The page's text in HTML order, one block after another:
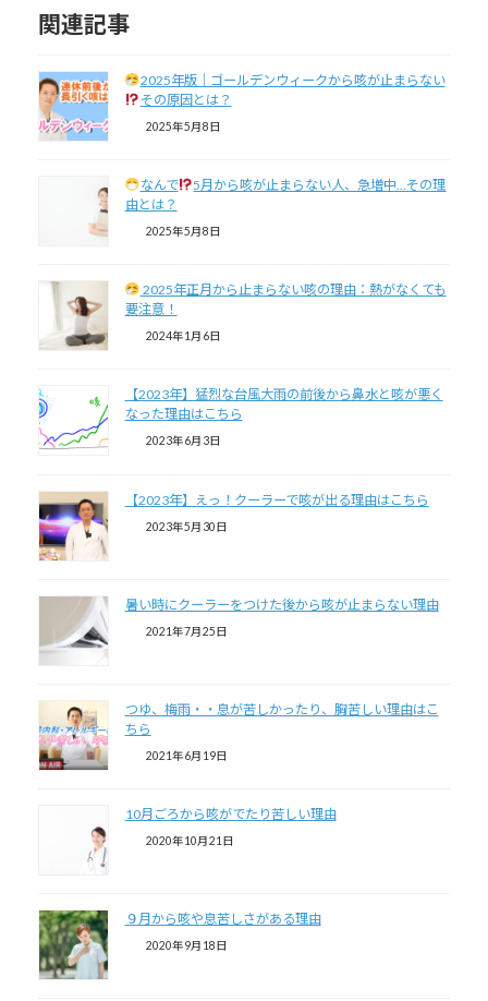
関連記事
2025年版｜ゴールデンウィークから咳が止まらない
その原因とは？
2025年5月8日
なんで
5月から咳が止まらない人、急増中…その理
由とは？
2025年5月8日
2025年正月から止まらない咳の理由：熱がなくても
要注意！
2024年1月6日
【2023年】猛烈な台風大雨の前後から鼻水と咳が悪く
なった理由はこちら
2023年6月3日
【2023年】えっ！クーラーで咳が出る理由はこちら
2023年5月30日
暑い時にクーラーをつけた後から咳が止まらない理由
2021年7月25日
つゆ、梅雨・・息が苦しかったり、胸苦しい理由はこ
ちら
2021年6月19日
10月ごろから咳がでたり苦しい理由
2020年10月21日
９月から咳や息苦しさがある理由
2020年9月18日